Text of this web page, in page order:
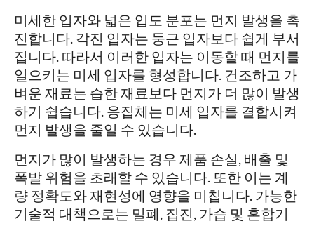
미세한 입자와 넓은 입도 분포는 먼지 발생을 촉
진합니다. 각진 입자는 둥근 입자보다 쉽게 부서
집니다. 따라서 이러한 입자는 이동할 때 먼지를
일으키는 미세 입자를 형성합니다. 건조하고 가
벼운 재료는 습한 재료보다 먼지가 더 많이 발생
하기 쉽습니다. 응집체는 미세 입자를 결합시켜
먼지 발생을 줄일 수 있습니다.
먼지가 많이 발생하는 경우 제품 손실, 배출 및
폭발 위험을 초래할 수 있습니다. 또한 이는 계
량 정확도와 재현성에 영향을 미칩니다. 가능한
기술적 대책으로는 밀폐, 집진, 가습 및 혼합기